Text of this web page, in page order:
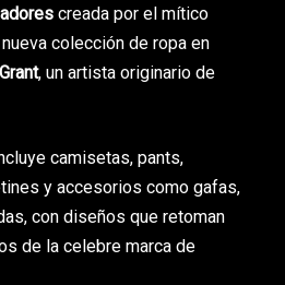
creada por el mítico
colección de ropa en
, un artista originario de
camisetas, pants,
y accesorios como gafas,
con diseños que retoman
de la celebre marca de